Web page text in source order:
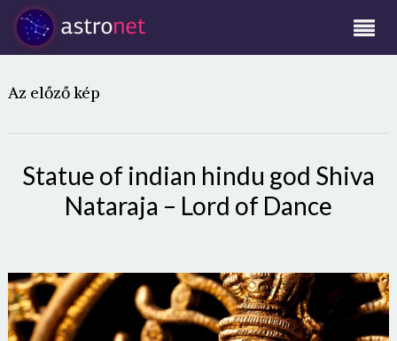
Az előző kép
Statue of indian hindu god Shiva
Nataraja – Lord of Dance